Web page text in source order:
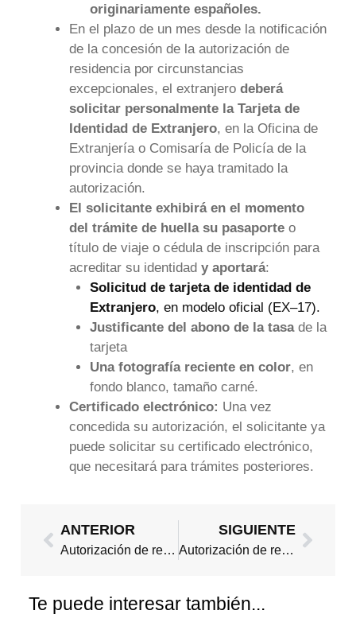
originariamente españoles.
En el plazo de un mes desde la notificación
de la concesión de la autorización de
residencia por circunstancias
excepcionales, el extranjerodeberá
solicitar personalmente la Tarjeta de
Identidad de Extranjero, en la Oficina de
Extranjería o Comisaría de Policía de la
provincia donde se haya tramitado la
autorización.
El solicitante exhibirá en el momento
del trámite de huella su pasaporte o
título de viaje o cédula de inscripción para
acreditar su identidady aportará:
Solicitud de tarjeta de identidad de
Extranjero, en modelo oficial (EX–17).
Justificante del abono de la tasade la
tarjeta
Una fotografía reciente en color, en
fondo blanco, tamaño carné.
Certificado electrónico: Una vez
concedida su autorización, el solicitante ya
puede solicitar su certificado electrónico,
que necesitará para trámites posteriores.
AntANTERIOR
Autorización de residencia temporal por circunstancias excepcionales. Arraigo social
SIGUIENTE
Autorización de residencia temporal por reagrupación familiar
Te puede interesar también...